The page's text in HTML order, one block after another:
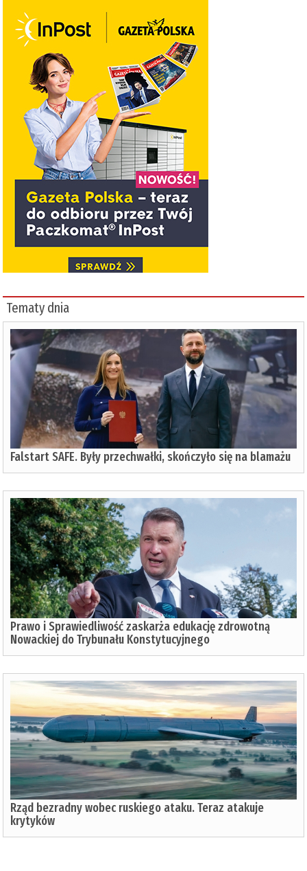
Tematy dnia
Falstart SAFE. Były przechwałki, skończyło się na blamażu
Prawo i Sprawiedliwość zaskarża edukację zdrowotną
Nowackiej do Trybunału Konstytucyjnego
Rząd bezradny wobec ruskiego ataku. Teraz atakuje
krytyków